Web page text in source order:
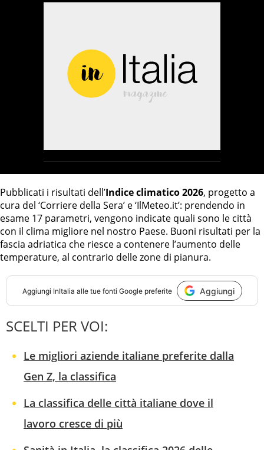
Pubblicati i risultati dell’Indice climatico 2026, progetto a
cura del ‘Corriere della Sera’ e ‘IlMeteo.it’: prendendo in
esame 17 parametri, vengono indicate quali sono le città
con il clima migliore nel nostro Paese. Buoni risultati per la
fascia adriatica che riesce a contenere l’aumento delle
temperature, al contrario delle zone di pianura.
Aggiungi InItalia alle tue fonti Google preferite Aggiungi
SCELTI PER VOI:
Le migliori aziende italiane preferite dalla
Gen Z, la classifica
La classifica delle città italiane dove il
lavoro cresce di più